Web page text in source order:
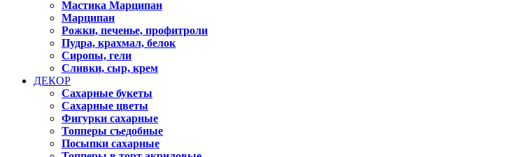
Мастика Марципан
Марципан
Рожки, печенье, профитроли
Пудра, крахмал, белок
Сиропы, гели
Сливки, сыр, крем
ДЕКОР
Сахарные букеты
Сахарные цветы
Фигурки сахарные
Топперы съедобные
Посыпки сахарные